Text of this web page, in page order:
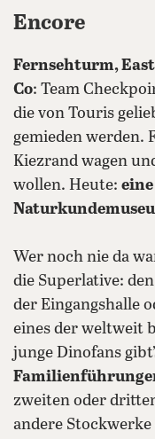
Encore
Fernsehturm,
Co: Team
die von Touris
gemieden werden.
Kiezrand wagen
wollen. Heute:
Wer noch nie da
die Superlative: den
der Eingangshalle
eines der weltweit
junge Dinofans
zweiten oder
andere Stockwerke